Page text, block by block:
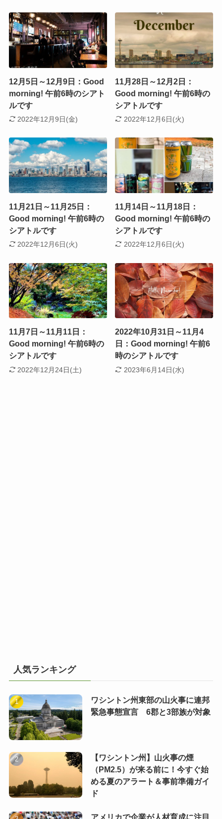
12月5日～12月9日：Good
morning! 午前6時のシアト
ルです
2022年12月9日(金)
11月28日～12月2日：
Good morning! 午前6時の
シアトルです
2022年12月6日(火)
11月21日～11月25日：
Good morning! 午前6時の
シアトルです
2022年12月6日(火)
11月14日～11月18日：
Good morning! 午前6時の
シアトルです
2022年12月6日(火)
11月7日～11月11日：
Good morning! 午前6時の
シアトルです
2022年12月24日(土)
2022年10月31日～11月4
日：Good morning! 午前6
時のシアトルです
2023年6月14日(水)
人気ランキング
ワシントン州東部の山火事に連邦
緊急事態宣言 6郡と3部族が対象
【ワシントン州】山火事の煙
（PM2.5）が来る前に！今すぐ始
める夏のアラート＆事前準備ガイ
ド